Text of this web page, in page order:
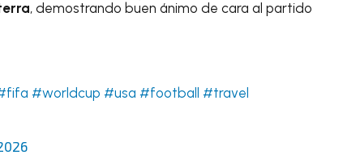
, demostrando buen ánimo de cara al partido
#worldcup #usa #football #travel